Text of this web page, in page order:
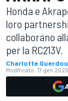
Honda e
loro
collaborano
per la RC213V.
Charlotte
Modificato: 17 gen